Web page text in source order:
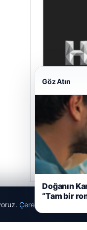
Hastaş
26/05/2026
Çerez Politikamız
Göz Atın
Doğanın
“Tam bir